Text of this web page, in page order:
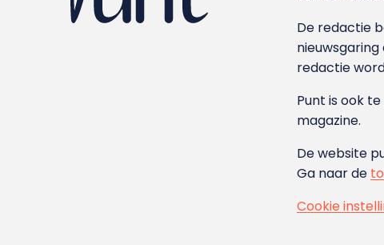
De redactie
redactie
Punt is ook
magazine.
De website
Ga naar de
Cookie